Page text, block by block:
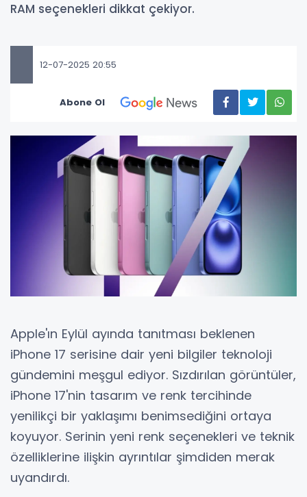
RAM seçenekleri dikkat çekiyor.
12-07-2025 20:55
Abone Ol
Apple'ın Eylül ayında tanıtması beklenen
iPhone 17 serisine dair yeni bilgiler teknoloji
gündemini meşgul ediyor. Sızdırılan görüntüler,
iPhone 17'nin tasarım ve renk tercihinde
yenilikçi bir yaklaşımı benimsediğini ortaya
koyuyor. Serinin yeni renk seçenekleri ve teknik
özelliklerine ilişkin ayrıntılar şimdiden merak
uyandırdı.